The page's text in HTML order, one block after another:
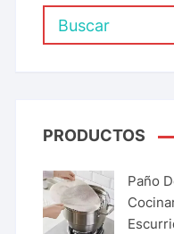
PRODUCTOS
Paño